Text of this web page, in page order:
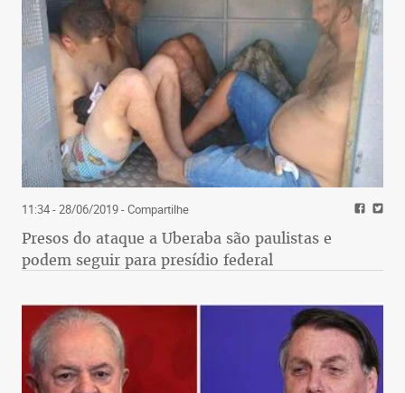
MAIS NOTÍCIAS